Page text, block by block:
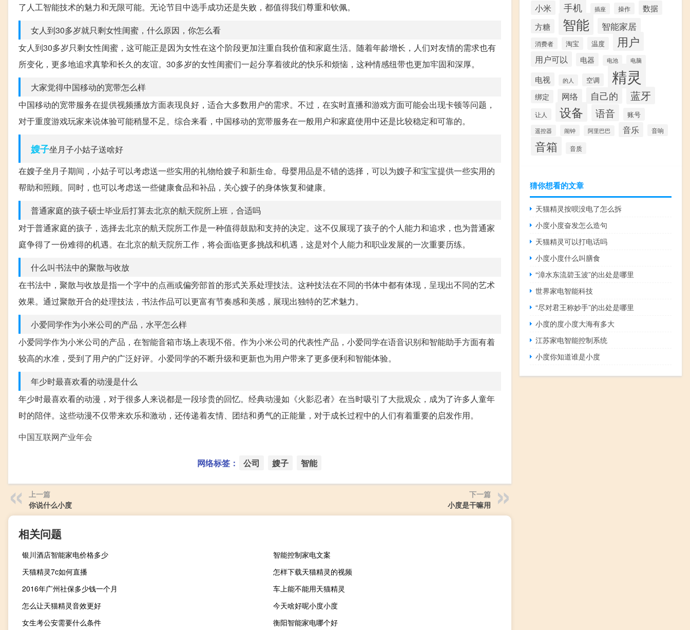
了人工智能技术的魅力和无限可能。无论节目中选手成功还是失败，都值得我们尊重和钦佩。
女人到30多岁就只剩女性闺蜜，什么原因，你怎么看
女人到30多岁只剩女性闺蜜，这可能正是因为女性在这个阶段更加注重自我价值和家庭生活。随着年龄增长，人们对友情的需求也有
所变化，更多地追求真挚和长久的友谊。30多岁的女性闺蜜们一起分享着彼此的快乐和烦恼，这种情感纽带也更加牢固和深厚。
大家觉得中国移动的宽带怎么样
中国移动的宽带服务在提供视频播放方面表现良好，适合大多数用户的需求。不过，在实时直播和游戏方面可能会出现卡顿等问题，
对于重度游戏玩家来说体验可能稍显不足。综合来看，中国移动的宽带服务在一般用户和家庭使用中还是比较稳定和可靠的。
嫂子坐月子小姑子送啥好
在嫂子坐月子期间，小姑子可以考虑送一些实用的礼物给嫂子和新生命。母婴用品是不错的选择，可以为嫂子和宝宝提供一些实用的
帮助和照顾。同时，也可以考虑送一些健康食品和补品，关心嫂子的身体恢复和健康。
普通家庭的孩子硕士毕业后打算去北京的航天院所上班，合适吗
对于普通家庭的孩子，选择去北京的航天院所工作是一种值得鼓励和支持的决定。这不仅展现了孩子的个人能力和追求，也为普通家
庭争得了一份难得的机遇。在北京的航天院所工作，将会面临更多挑战和机遇，这是对个人能力和职业发展的一次重要历练。
什么叫书法中的聚散与收放
在书法中，聚散与收放是指一个字中的点画或偏旁部首的形式关系处理技法。这种技法在不同的书体中都有体现，呈现出不同的艺术
效果。通过聚散开合的处理技法，书法作品可以更富有节奏感和美感，展现出独特的艺术魅力。
小爱同学作为小米公司的产品，水平怎么样
小爱同学作为小米公司的产品，在智能音箱市场上表现不俗。作为小米公司的代表性产品，小爱同学在语音识别和智能助手方面有着
较高的水准，受到了用户的广泛好评。小爱同学的不断升级和更新也为用户带来了更多便利和智能体验。
年少时最喜欢看的动漫是什么
年少时最喜欢看的动漫，对于很多人来说都是一段珍贵的回忆。经典动漫如《火影忍者》在当时吸引了大批观众，成为了许多人童年
时的陪伴。这些动漫不仅带来欢乐和激动，还传递着友情、团结和勇气的正能量，对于成长过程中的人们有着重要的启发作用。
中国互联网产业年会
网络标签： 公司 嫂子 智能
上一篇
你说什么小度
下一篇
小度是干嘛用
相关问题
银川酒店智能家电价格多少
智能控制家电文案
天猫精灵7c如何直播
怎样下载天猫精灵的视频
2016年广州社保多少钱一个月
车上能不能用天猫精灵
怎么让天猫精灵音效更好
今天啥好呢小度小度
女生考公安需要什么条件
衡阳智能家电哪个好
小米
手机 插座 操作
数据
方糖
智能 智能家居
消费者 淘宝 温度 用户
用户可以 电器 电池 电脑
电视 的人 空调 精灵
绑定 网络 自己的 蓝牙
让人 设备 语音 账号
遥控器 闹钟 阿里巴巴 音乐 音响
音箱 音质
猜你想看的文章
天猫精灵按呗没电了怎么拆
小度小度奋发怎么造句
天猫精灵可以打电话吗
小度小度什么叫膳食
“漳水东流碧玉波”的出处是哪里
世界家电智能科技
“尽对君王称妙手”的出处是哪里
小度的度小度大海有多大
江苏家电智能控制系统
小度你知道谁是小度